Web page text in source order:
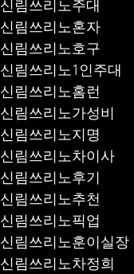
신림쓰리노주대
신림쓰리노혼자
신림쓰리노호구
신림쓰리노1인주대
신림쓰리노홈런
신림쓰리노가성비
신림쓰리노지명
신림쓰리노차이사
신림쓰리노후기
신림쓰리노추천
신림쓰리노훈이실장
신림쓰리노차정희